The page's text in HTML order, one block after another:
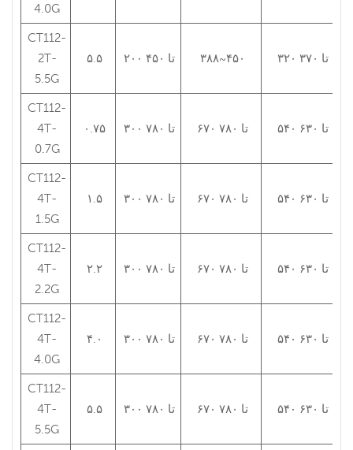
4.0G
CT112-
2T-
5.5G
۵.۵ ۲۰۰ تا ۴۵۰ ۳۸۸~۴۵۰ ۳۲۰ تا ۳۷۰
CT112-
4T-
0.7G
۰.۷۵ ۳۰۰ تا ۷۸۰ ۶۷۰ تا ۷۸۰ ۵۴۰ تا ۶۳۰
CT112-
4T-
1.5G
۱.۵ ۳۰۰ تا ۷۸۰ ۶۷۰ تا ۷۸۰ ۵۴۰ تا ۶۳۰
CT112-
4T-
2.2G
۲.۲ ۳۰۰ تا ۷۸۰ ۶۷۰ تا ۷۸۰ ۵۴۰ تا ۶۳۰
CT112-
4T-
4.0G
۴.۰ ۳۰۰ تا ۷۸۰ ۶۷۰ تا ۷۸۰ ۵۴۰ تا ۶۳۰
CT112-
4T-
5.5G
۵.۵ ۳۰۰ تا ۷۸۰ ۶۷۰ تا ۷۸۰ ۵۴۰ تا ۶۳۰